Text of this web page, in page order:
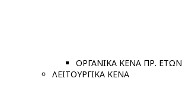
ΟΡΓΑΝΙΚΑ ΚΕΝΑ ΠΡ. ΕΤΩΝ
ΛΕΙΤΟΥΡΓΙΚΑ ΚΕΝΑ